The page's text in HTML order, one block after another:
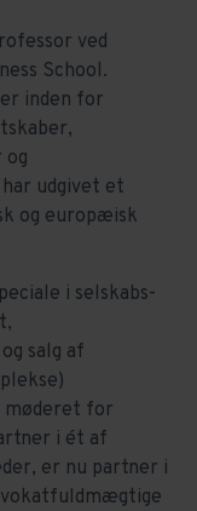
ved
School.
inden for
og
udgivet et
og europæisk
i selskabs-
salg af
for
i ét af
er nu partner i